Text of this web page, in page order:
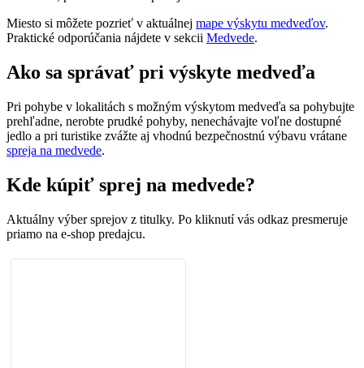
Miesto si môžete pozrieť v aktuálnej mape výskytu medveďov.
Praktické odporúčania nájdete v sekcii Medvede.
Ako sa správať pri výskyte medveďa
Pri pohybe v lokalitách s možným výskytom medveďa sa pohybujte
prehľadne, nerobte prudké pohyby, nenechávajte voľne dostupné
jedlo a pri turistike zvážte aj vhodnú bezpečnostnú výbavu vrátane
spreja na medvede.
Kde kúpiť sprej na medvede?
Aktuálny výber sprejov z titulky. Po kliknutí vás odkaz presmeruje
priamo na e-shop predajcu.